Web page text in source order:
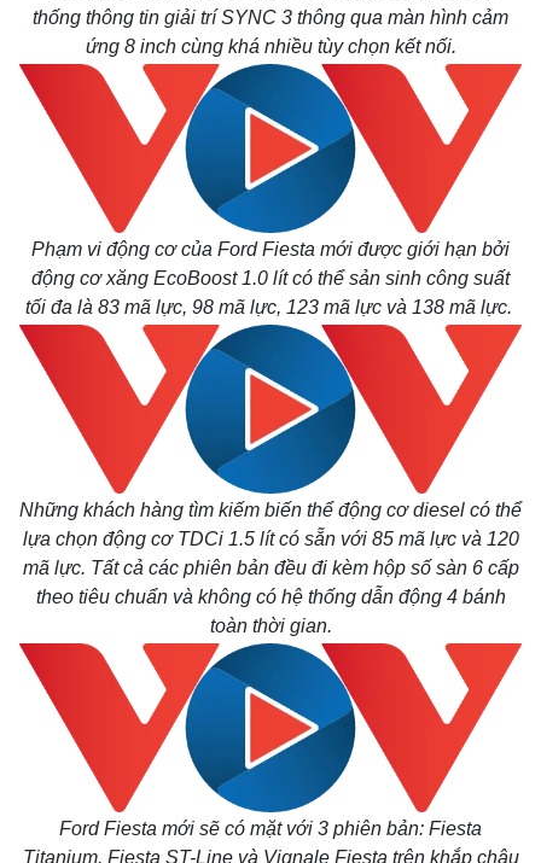
Kinh tế
Bất động sản
Khởi nghiệp
Thị trường
Giá vàng
Tiêu dùng
Tỷ giá
Chứng khoán
thống thông tin giải trí SYNC 3 thông qua màn hình cảm
ứng 8 inch cùng khá nhiều tùy chọn kết nối.
Phạm vi động cơ của Ford Fiesta mới được giới hạn bởi
động cơ xăng EcoBoost 1.0 lít có thể sản sinh công suất
tối đa là 83 mã lực, 98 mã lực, 123 mã lực và 138 mã lực.
Những khách hàng tìm kiếm biến thể động cơ diesel có thể
lựa chọn động cơ TDCi 1.5 lít có sẵn với 85 mã lực và 120
mã lực. Tất cả các phiên bản đều đi kèm hộp số sàn 6 cấp
theo tiêu chuẩn và không có hệ thống dẫn động 4 bánh
toàn thời gian.
Ford Fiesta mới sẽ có mặt với 3 phiên bản: Fiesta
Titanium, Fiesta ST-Line và Vignale Fiesta trên khắp châu